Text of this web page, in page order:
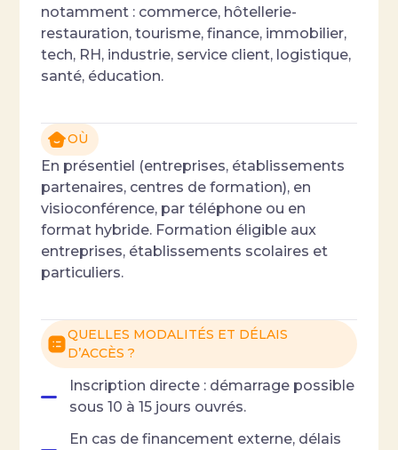
notamment : commerce, hôtellerie-
restauration, tourisme, finance, immobilier,
tech, RH, industrie, service client, logistique,
santé, éducation.
OÙ
En présentiel (entreprises, établissements
partenaires, centres de formation), en
visioconférence, par téléphone ou en
format hybride. Formation éligible aux
entreprises, établissements scolaires et
particuliers.
QUELLES MODALITÉS ET DÉLAIS
D’ACCÈS ?
Inscription directe : démarrage possible
sous 10 à 15 jours ouvrés.
En cas de financement externe, délais